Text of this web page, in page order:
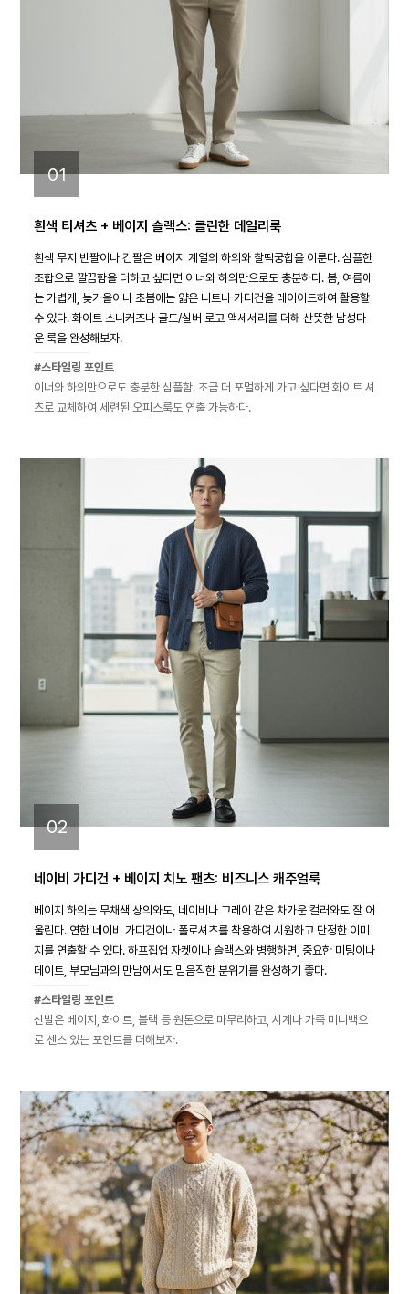
01
흰색 티셔츠 + 베이지 슬랙스: 클린한 데일리룩
흰색 무지 반팔이나 긴팔은 베이지 계열의 하의와 찰떡궁합을 이룬다. 심플한
조합으로 깔끔함을 더하고 싶다면 이너와 하의만으로도 충분하다. 봄, 여름에
는 가볍게, 늦가을이나 초봄에는 얇은 니트나 가디건을 레이어드하여 활용할
수 있다. 화이트 스니커즈나 골드/실버 로고 액세서리를 더해 산뜻한 남성다
운 룩을 완성해보자.
#스타일링 포인트
이너와 하의만으로도 충분한 심플함. 조금 더 포멀하게 가고 싶다면 화이트 셔
츠로 교체하여 세련된 오피스룩도 연출 가능하다.
02
네이비 가디건 + 베이지 치노 팬츠: 비즈니스 캐주얼룩
베이지 하의는 무채색 상의와도, 네이비나 그레이 같은 차가운 컬러와도 잘 어
울린다. 연한 네이비 가디건이나 폴로셔츠를 착용하여 시원하고 단정한 이미
지를 연출할 수 있다. 하프집업 자켓이나 슬랙스와 병행하면, 중요한 미팅이나
데이트, 부모님과의 만남에서도 믿음직한 분위기를 완성하기 좋다.
#스타일링 포인트
신발은 베이지, 화이트, 블랙 등 원톤으로 마무리하고, 시계나 가죽 미니백으
로 센스 있는 포인트를 더해보자.